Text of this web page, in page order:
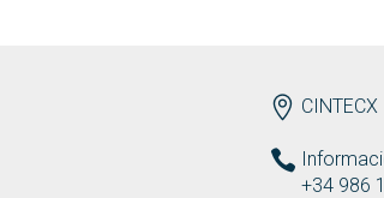
ENDEREZOCINTECX
+34 986